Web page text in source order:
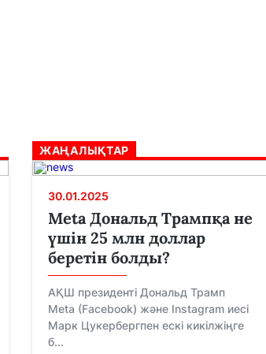
ЖАҢАЛЫҚТАР
30.01.2025
Meta Дональд Трампқа не
үшін 25 млн доллар
беретін болды?
АҚШ президенті Дональд Трамп
Meta (Facebook) және Instagram иесі
Марк Цукербергпен ескі кикілжіңге
б...